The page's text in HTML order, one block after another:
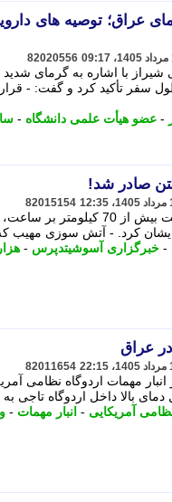
عراق؛ توصیه های
82020556
با اشاره به گرمای شدید
سفر تأکید کرد و گفت: - قرار
- عضو هیأت علمی دانشگاه -
صادر شد!
82015154
در میان وزش باد های سهمگین
کرد. - آتش سوزی مهیب که
- خبرگزاری آسوشیتدپرس -
در عراق
82011654
مهمات اردوگاه نظامی
بالا داخل اردوگاه تاجی به
آمریکایی - انبار مهمات -